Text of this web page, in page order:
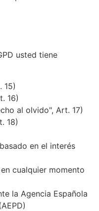
usted tiene
15)
16)
al olvido", Art. 17)
18)
en el interés
cualquier momento
la Agencia Española